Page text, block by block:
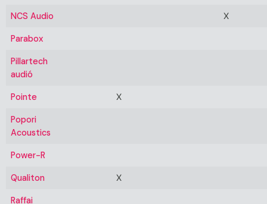
NCS Audio X
Parabox
Pillartech
audió
Pointe X
Popori
Acoustics
Power-R
Qualiton X
Raffai